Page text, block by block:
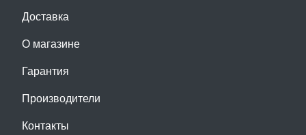
Доставка
О магазине
Гарантия
Производители
Контакты